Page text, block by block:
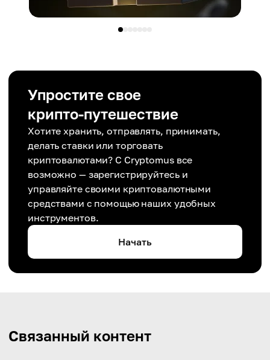
Упростите свое
крипто-путешествие
Хотите хранить, отправлять, принимать,
делать ставки или торговать
криптовалютами? С Cryptomus все
возможно — зарегистрируйтесь и
управляйте своими криптовалютными
средствами с помощью наших удобных
инструментов.
Начать
Связанный контент